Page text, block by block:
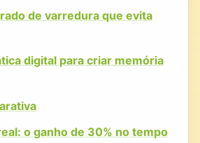
de varredura que evita
digital para criar memória
o ganho de 30% no tempo